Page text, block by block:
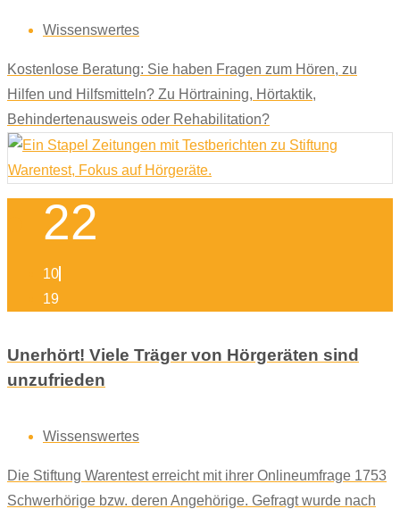
Wissenswertes
Kostenlose Beratung: Sie haben Fragen zum Hören, zu
Hilfen und Hilfsmitteln? Zu Hörtraining, Hörtaktik,
Behindertenausweis oder Rehabilitation?
22
10
19
Unerhört! Viele Träger von Hörgeräten sind
unzufrieden
Wissenswertes
Die Stiftung Warentest erreicht mit ihrer Onlineumfrage 1753
Schwerhörige bzw. deren Angehörige. Gefragt wurde nach